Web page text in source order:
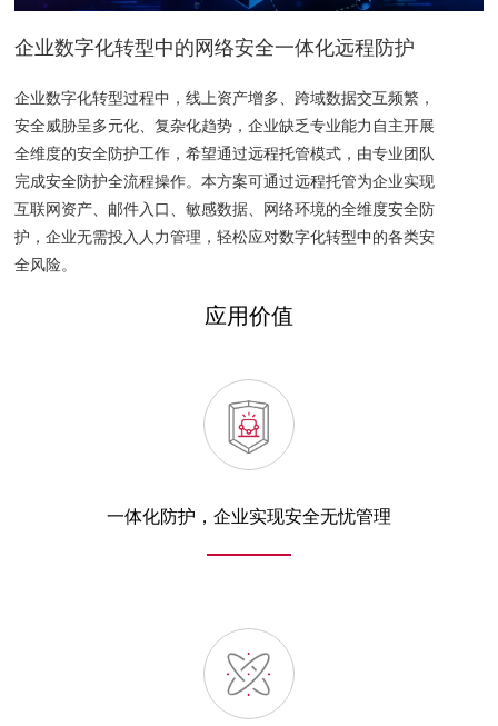
企业数字化转型中的网络安全一体化远程防护
企业数字化转型过程中，线上资产增多、跨域数据交互频繁，
安全威胁呈多元化、复杂化趋势，企业缺乏专业能力自主开展
全维度的安全防护工作，希望通过远程托管模式，由专业团队
完成安全防护全流程操作。本方案可通过远程托管为企业实现
互联网资产、邮件入口、敏感数据、网络环境的全维度安全防
护，企业无需投入人力管理，轻松应对数字化转型中的各类安
全风险。
应用价值
一体化防护，企业实现安全无忧管理